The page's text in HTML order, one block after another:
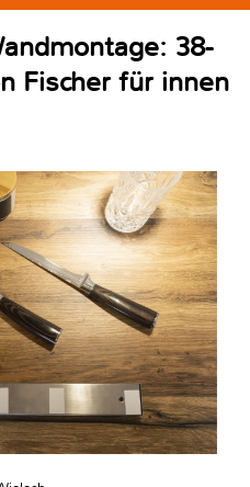
38-
Fischer für innen